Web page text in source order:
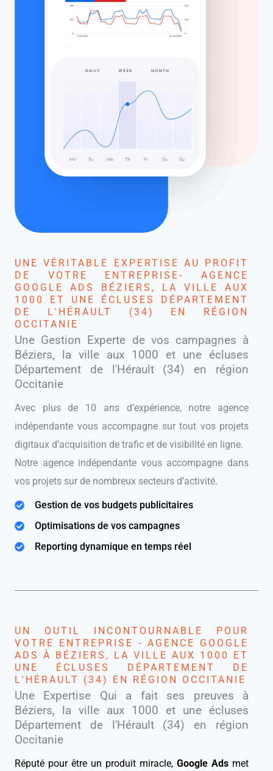
UNE VÉRITABLE EXPERTISE AU PROFIT
DE VOTRE ENTREPRISE- AGENCE
GOOGLE ADS BÉZIERS, LA VILLE AUX
1000 ET UNE ÉCLUSES DÉPARTEMENT
DE L'HÉRAULT (34) EN RÉGION
OCCITANIE
Une Gestion Experte de vos campagnes à
Béziers, la ville aux 1000 et une écluses
Département de l'Hérault (34) en région
Occitanie
Avec plus de 10 ans d’expérience, notre agence
indépendante vous accompagne sur tout vos projets
digitaux d’acquisition de trafic et de visibilité en ligne.
Notre agence indépendante vous accompagne dans
vos projets sur de nombreux secteurs d’activité.
Gestion de vos budgets publicitaires
Optimisations de vos campagnes
Reporting dynamique en temps réel
UN OUTIL INCONTOURNABLE POUR
VOTRE ENTREPRISE - AGENCE GOOGLE
ADS À BÉZIERS, LA VILLE AUX 1000 ET
UNE ÉCLUSES DÉPARTEMENT DE
L'HÉRAULT (34) EN RÉGION OCCITANIE
Une Expertise Qui a fait ses preuves à
Béziers, la ville aux 1000 et une écluses
Département de l'Hérault (34) en région
Occitanie
Réputé pour être un produit miracle, Google Ads met